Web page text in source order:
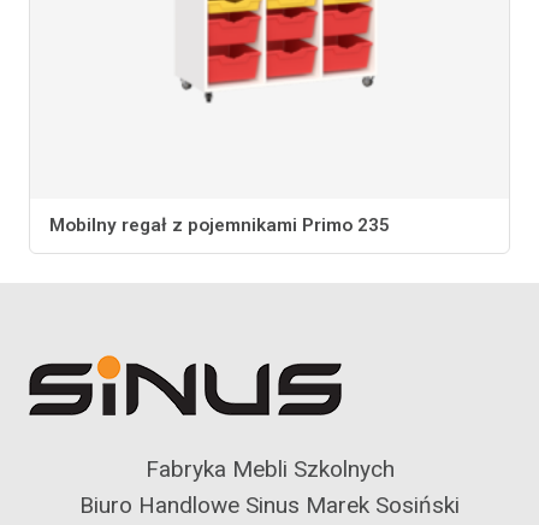
Mobilny regał z pojemnikami Primo 235
Fabryka Mebli Szkolnych
Biuro Handlowe Sinus Marek Sosiński